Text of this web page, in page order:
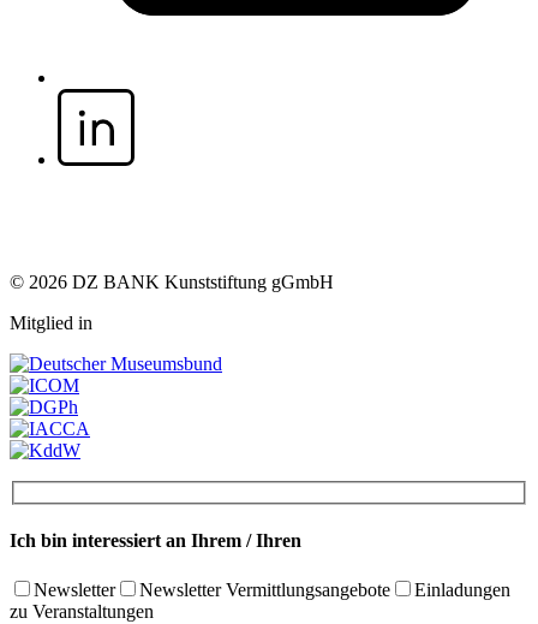
© 2026 DZ BANK Kunststiftung gGmbH
Mitglied in
Ich bin interessiert an Ihrem / Ihren
Newsletter Newsletter Vermittlungsangebote
Einladungen
zu Veranstaltungen